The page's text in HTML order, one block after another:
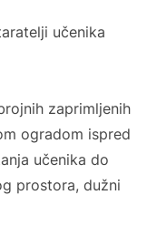
učenika
zaprimljenih
ogradom ispred
učenika do
prostora, dužni